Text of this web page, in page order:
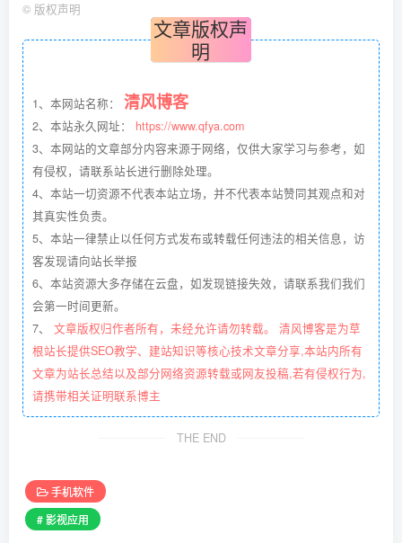
© 版权声明
文章版权声
明
1、本网站名称： 清风博客
2、本站永久网址： https://www.qfya.com
3、本网站的文章部分内容来源于网络，仅供大家学习与参考，如
有侵权，请联系站长进行删除处理。
4、本站一切资源不代表本站立场，并不代表本站赞同其观点和对
其真实性负责。
5、本站一律禁止以任何方式发布或转载任何违法的相关信息，访
客发现请向站长举报
6、本站资源大多存储在云盘，如发现链接失效，请联系我们我们
会第一时间更新。
7、 文章版权归作者所有，未经允许请勿转载。 清风博客是为草
根站长提供SEO教学、建站知识等核心技术文章分享,本站内所有
文章为站长总结以及部分网络资源转载或网友投稿,若有侵权行为,
请携带相关证明联系博主
THE END
手机软件
# 影视应用